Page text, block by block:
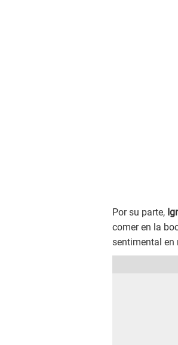
Por su parte,
comer en la
sentimental en